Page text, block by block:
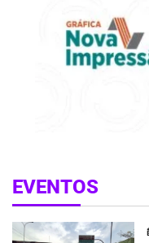
EVENTOS